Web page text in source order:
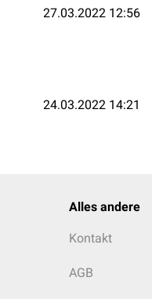
27.03.2022 12:56
24.03.2022 14:21
Alles andere
Kontakt
AGB